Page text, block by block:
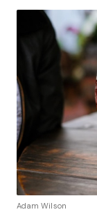
Adam Wilson